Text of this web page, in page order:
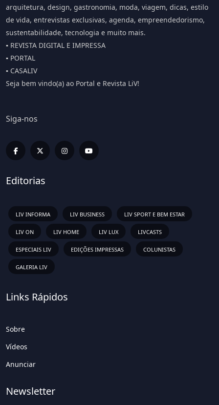
arquitetura, design, gastronomia, moda, viagem, dicas, estilo
de vida, entrevistas exclusivas, agenda, empreendedorismo,
sustentabilidade, tecnologia e muito mais.
▪️ REVISTA DIGITAL E IMPRESSA
▪️ PORTAL
▪️ CASALIV
Seja bem vindo(a) ao Portal e Revista LiV!
Siga-nos
Editorias
LIV INFORMA LIV BUSINESS LIV SPORT E BEM ESTAR
LIV ON LIV HOME LIV LUX LIVCASTS
ESPECIAIS LIV EDIÇÕES IMPRESSAS COLUNISTAS
GALERIA LIV
Links Rápidos
Sobre
Vídeos
Anunciar
Newsletter